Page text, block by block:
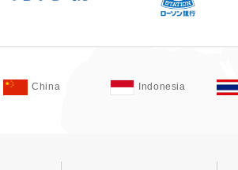
China Indonesia